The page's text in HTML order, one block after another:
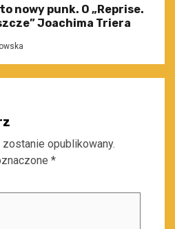
nowy punk. O „Reprise.
Joachima Triera
opublikowany.
*